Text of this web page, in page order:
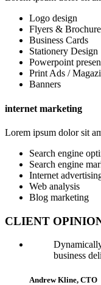
Logo design
Flyers &
Business Cards
Stationery Design
Powerpoint
Print Ads /
Banners
internet marketing
Lorem ipsum dolor sit
Search engine
Search engine
Internet
Web analysis
Blog marketing
CLIENT
business
Andrew Kline, CTO